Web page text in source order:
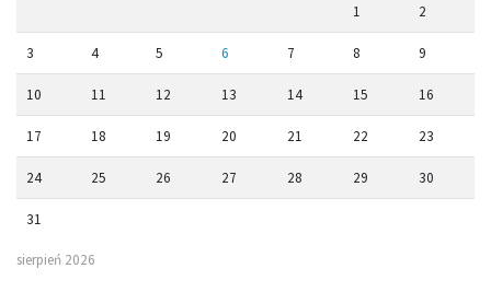
sierpień 2026
1 2
3 4 5 6 7 8 9
10 11 12 13 14 15 16
17 18 19 20 21 22 23
24 25 26 27 28 29 30
31